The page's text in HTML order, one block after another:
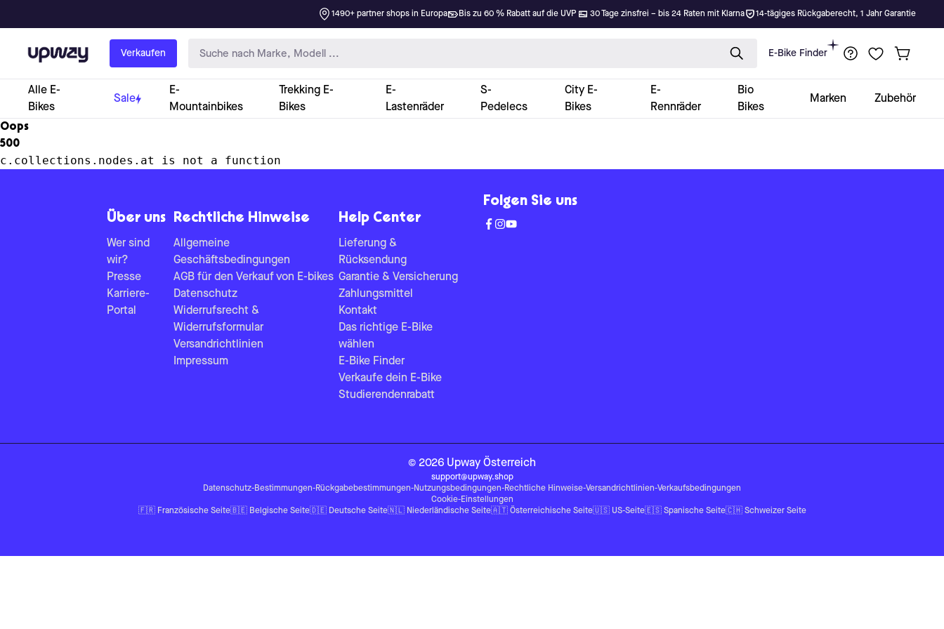
1490+ partner shops in Europa Bis zu 60 % Rabatt auf die UVP 30 Tage zinsfrei – bis 24 Raten mit Klarna 14-tägiges Rückgaberecht, 1 Jahr Garantie
Upway Verkaufen E-Bike Finder
Alle E-
Bikes
Sale
E-
Mountainbikes
Trekking E-
Bikes
E-
Lastenräder
S-
Pedelecs
City E-
Bikes
E-
Rennräder
Bio
Bikes
Marken Zubehör
Oops
500
c.collections.nodes.at is not a function
Über uns
Wer sind
wir?
Presse
Karriere-
Portal
Rechtliche Hinweise
Allgemeine
Geschäftsbedingungen
AGB für den Verkauf von E-bikes
Datenschutz
Widerrufsrecht &
Widerrufsformular
Versandrichtlinien
Impressum
Help Center
Lieferung &
Rücksendung
Garantie & Versicherung
Zahlungsmittel
Kontakt
Das richtige E-Bike
wählen
E-Bike Finder
Verkaufe dein E-Bike
Studierendenrabatt
Folgen Sie uns
© 2026 Upway Österreich
support@upway.shop
Datenschutz-Bestimmungen-Rückgabebestimmungen-Nutzungsbedingungen-Rechtliche Hinweise-Versandrichtlinien-Verkaufsbedingungen
Cookie-Einstellungen
🇫🇷 Französische Seite🇧🇪 Belgische Seite🇩🇪 Deutsche Seite🇳🇱 Niederländische Seite🇦🇹 Österreichische Seite🇺🇸 US-Seite🇪🇸 Spanische Seite🇨🇭 Schweizer Seite